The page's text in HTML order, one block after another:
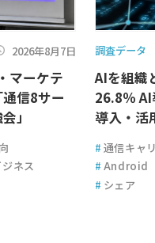
2026年8月7日
マーケテ
信8サー
」
ジネス
調査データ
AIを組織
26.8％
導入・活
# 通信キャ
# Android
# シェア